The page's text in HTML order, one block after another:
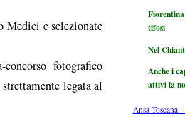
Medici e selezionate
fotografico
legata al
tifosi
Nel
Anche i
attivi la
Ansa Toscana